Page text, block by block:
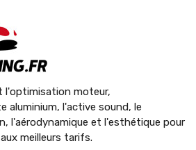
l'optimisation moteur,
aluminium, l'active sound, le
l'aérodynamique et l'esthétique pour
meilleurs tarifs.